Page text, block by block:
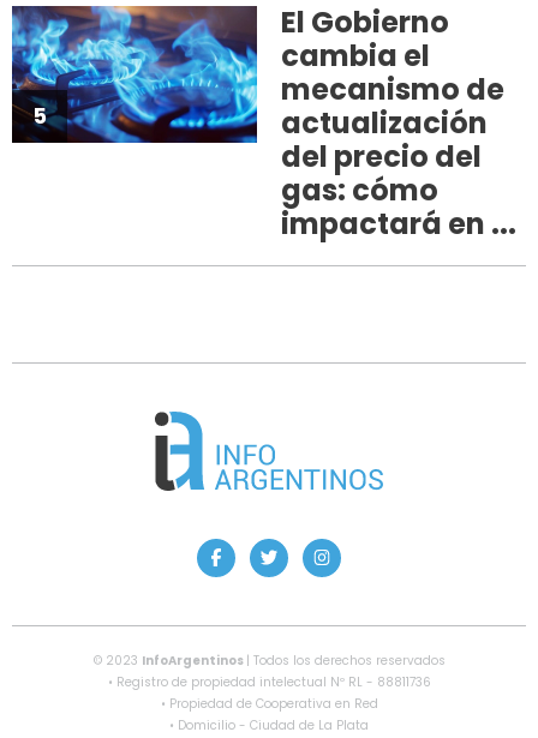
5
El Gobierno
cambia el
mecanismo de
actualización
del precio del
gas: cómo
impactará en ...
© 2023 InfoArgentinos | Todos los derechos reservados
• Registro de propiedad intelectual Nº RL - 88811736
• Propiedad de Cooperativa en Red
• Domicilio - Ciudad de La Plata